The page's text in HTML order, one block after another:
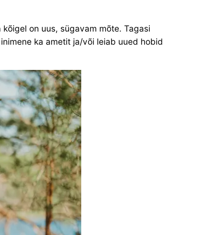
on uus, sügavam mõte. Tagasi
ka ametit ja/või leiab uued hobid